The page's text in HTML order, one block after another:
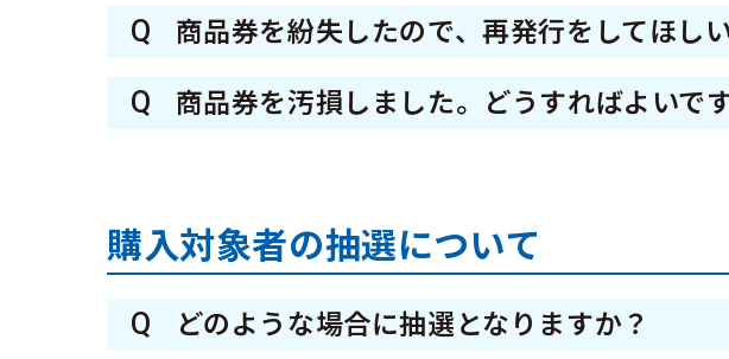
Q 商品券を紛失したので、再発行をしてほしい
コールセンター（利用者向け）050-5865-6055ま
Q 商品券を汚損しました。どうすればよいです
購入対象者の抽選について
Q どのような場合に抽選となりますか？